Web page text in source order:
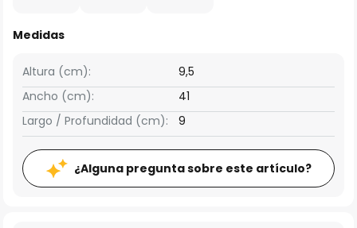
Medidas
Ancho (cm): 41
Altura (cm): 9,5
Largo / Profundidad (cm): 9
¿Alguna pregunta sobre este artículo?